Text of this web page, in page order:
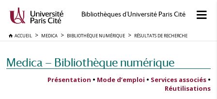
Bibliothèques d'Université Paris Cité
ACCUEIL MEDICA BIBLIOTHÈQUE NUMÉRIQUE RÉSULTATS DE RECHERCHE
Medica — Bibliothèque numérique
Présentation • Mode d’emploi • Services associés •
Réutilisations